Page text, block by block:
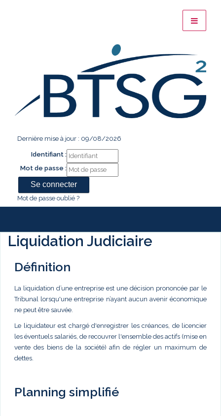
Dernière mise à jour : 09/08/2026
Identifiant :
Mot de passe :
Mot de passe oublié ?
Liquidation Judiciaire
Définition
La liquidation d’une entreprise est une décision prononcée par le
Tribunal lorsqu'une entreprise n’ayant aucun avenir économique
ne peut être sauvée.
Le liquidateur est chargé d'enregistrer les créances, de licencier
les éventuels salariés, de recouvrer l'ensemble des actifs (mise en
vente des biens de la société) afin de régler un maximum de
dettes.
Planning simplifié